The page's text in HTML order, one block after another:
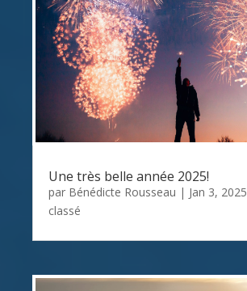
Une très belle année 2025!
par Bénédicte Rousseau | Jan 3, 2025
classé